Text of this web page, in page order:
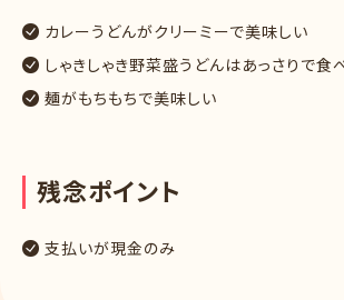
カレーうどんがクリーミーで美味しい
しゃきしゃき野菜盛うどんはあっさりで食
麺がもちもちで美味しい
残念ポイント
支払いが現金のみ